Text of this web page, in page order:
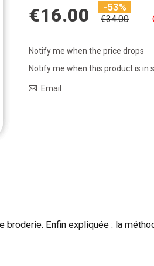
€16.00 €34.00
-53%
Notify me when the price drops
Notify me when this product is in
Email
Enfin expliquée : la